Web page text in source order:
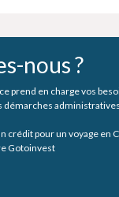
nous ?
prend en charge vos
démarches
crédit pour un voyage en
Gotoinvest